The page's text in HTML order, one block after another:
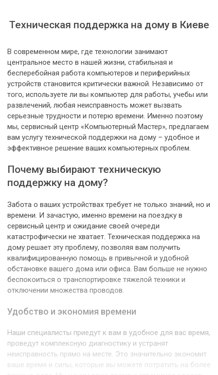
Техническая поддержка на дому в Киеве
В современном мире, где технологии занимают
центральное место в нашей жизни, стабильная и
бесперебойная работа компьютеров и периферийных
устройств становится критически важной. Независимо от
того, используете ли вы компьютер для работы, учебы или
развлечений, любая неисправность может вызвать
серьезные трудности и потерю времени. Именно поэтому
мы, сервисный центр «Компьютерный Мастер», предлагаем
вам услугу технической поддержки на дому – удобное и
эффективное решение ваших компьютерных проблем.
Почему выбирают техническую
поддержку на дому?
Забота о ваших устройствах требует не только знаний, но и
времени. И зачастую, именно времени на поездку в
сервисный центр и ожидание своей очереди
катастрофически не хватает. Техническая поддержка на
дому решает эту проблему, позволяя вам получить
квалифицированную помощь в привычной и удобной
обстановке вашего дома или офиса. Вам больше не нужно
беспокоиться о транспортировке тяжелой техники и
отключении множества проводов.
Удобство и экономия времени
Наши специалисты приедут к вам в удобное для вас время,
проведут комплексную диагностику и устранят
неисправность прямо на месте. Это значительно экономит
ваше время и силы, которые вы можете потратить на более